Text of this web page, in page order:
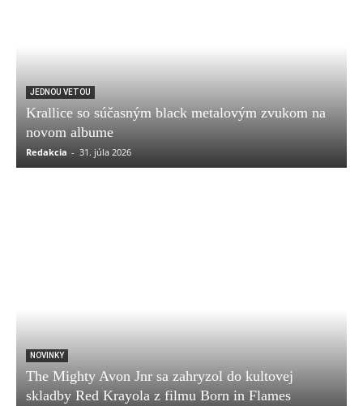
JEDNOU VETOU
Krallice so súčasným black metalovým zvukom na
novom albume
Redakcia - 31. júla 2026
NOVINKY
The Mighty Avon Jnr sa zahryzol do kultovej
skladby Red Krayola z filmu Born in Flames